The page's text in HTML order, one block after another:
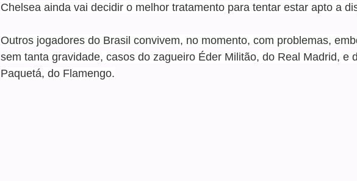
Chelsea ainda vai decidir o melhor tratamento para tentar estar apto a
Outros jogadores do Brasil convivem, no momento, com problemas,
sem tanta gravidade, casos do zagueiro Éder Militão, do Real Madrid, e
Paquetá, do Flamengo.